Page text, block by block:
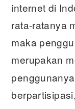
internet di
rata-ratanya
maka
merupakan